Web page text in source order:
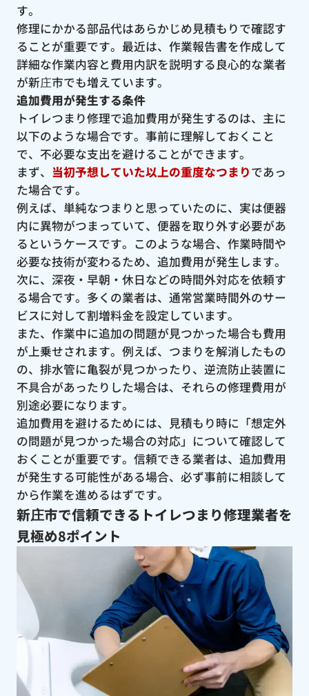
す。
修理にかかる部品代はあらかじめ見積もりで確認す
ることが重要です。最近は、作業報告書を作成して
詳細な作業内容と費用内訳を説明する良心的な業者
が新庄市でも増えています。
追加費用が発生する条件
トイレつまり修理で追加費用が発生するのは、主に
以下のような場合です。事前に理解しておくこと
で、不必要な支出を避けることができます。
まず、 当初予想していた以上の重度なつまりであっ
た場合です。
例えば、単純なつまりと思っていたのに、実は便器
内に異物がつまっていて、便器を取り外す必要があ
るというケースです。このような場合、作業時間や
必要な技術が変わるため、追加費用が発生します。
次に、深夜・早朝・休日などの時間外対応を依頼す
る場合です。多くの業者は、通常営業時間外のサー
ビスに対して割増料金を設定しています。
また、作業中に追加の問題が見つかった場合も費用
が上乗せされます。例えば、つまりを解消したもの
の、排水管に亀裂が見つかったり、逆流防止装置に
不具合があったりした場合は、それらの修理費用が
別途必要になります。
追加費用を避けるためには、見積もり時に「想定外
の問題が見つかった場合の対応」について確認して
おくことが重要です。信頼できる業者は、追加費用
が発生する可能性がある場合、必ず事前に相談して
から作業を進めるはずです。
新庄市で信頼できるトイレつまり修理業者を
見極め8ポイント